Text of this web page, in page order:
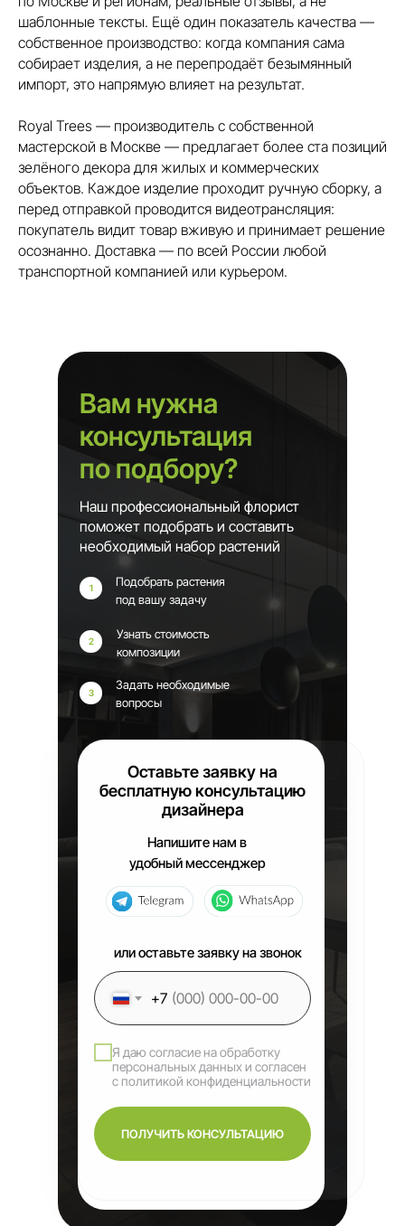
шаблонные тексты. Ещё один показатель качества —
собственное производство: когда компания сама
собирает изделия, а не перепродаёт безымянный
импорт, это напрямую влияет на результат.
Royal Trees — производитель с собственной
мастерской в Москве — предлагает более ста позиций
зелёного декора для жилых и коммерческих
объектов. Каждое изделие проходит ручную сборку, а
перед отправкой проводится видеотрансляция:
покупатель видит товар вживую и принимает решение
осознанно. Доставка — по всей России любой
транспортной компанией или курьером.
Вам нужна
консультация
по подбору?
Наш профессиональный флорист
поможет подобрать и составить
необходимый набор растений
Подобрать растения
под вашу задачу
1
Узнать стоимость
композиции
2
Оставьте заявку на
бесплатную консультацию
дизайнера
+7
Я даю согласие на обработку
персональных данных и согласен
с политикой конфиденциальности
ПОЛУЧИТЬ КОНСУЛЬТАЦИЮ
Напишите нам в
удобный мессенджер
или оставьте заявку на звонок
Задать необходимые
вопросы
3